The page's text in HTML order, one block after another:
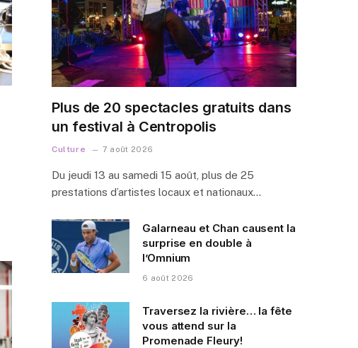
Plus de 20 spectacles gratuits dans
un festival à Centropolis
Culture 7 août 2026
Du jeudi 13 au samedi 15 août, plus de 25
prestations d’artistes locaux et nationaux…
Galarneau et Chan causent la
surprise en double à
l’Omnium
6 août 2026
Traversez la rivière… la fête
vous attend sur la
Promenade Fleury!